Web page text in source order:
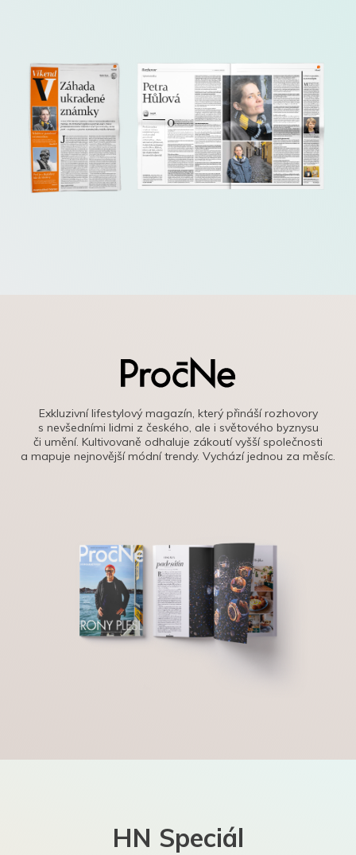
Exkluzivní lifestylový magazín, který přináší rozhovory
s nevšedními lidmi z českého, ale i světového byznysu
či umění. Kultivovaně odhaluje zákoutí vyšší společnosti
a mapuje nejnovější módní trendy. Vychází jednou za měsíc.
HN Speciál